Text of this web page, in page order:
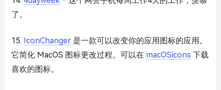
了。
15. IconChanger 是一款可以改变你的应用图标的应用。
它简化 MacOS 图标更改过程。可以在 macOSicons 下载
喜欢的图标。